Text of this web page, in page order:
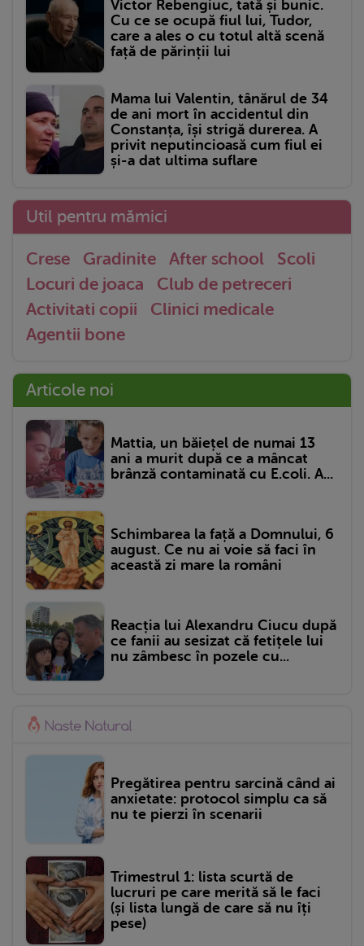
Victor Rebengiuc, tată și bunic.
Cu ce se ocupă fiul lui, Tudor,
care a ales o cu totul altă scenă
față de părinții lui
Mama lui Valentin, tânărul de 34
de ani mort în accidentul din
Constanța, își strigă durerea. A
privit neputincioasă cum fiul ei
și-a dat ultima suflare
Util pentru mămici
Crese Gradinite After school
Scoli
Locuri de joaca
Club de petreceri
Activitati copii
Clinici medicale
Agentii bone
Articole noi
Mattia, un băiețel de numai 13
ani a murit după ce a mâncat
brânză contaminată cu E.coli. A...
Schimbarea la față a Domnului, 6
august. Ce nu ai voie să faci în
această zi mare la români
Reacția lui Alexandru Ciucu după
ce fanii au sesizat că fetițele lui
nu zâmbesc în pozele cu...
Pregătirea pentru sarcină când ai
anxietate: protocol simplu ca să
nu te pierzi în scenarii
Trimestrul 1: lista scurtă de
lucruri pe care merită să le faci
(și lista lungă de care să nu îți
pese)